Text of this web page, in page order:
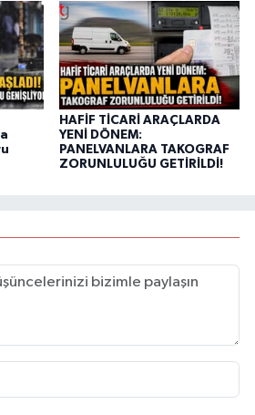
HAFİF TİCARİ ARAÇLARDA
YENİ DÖNEM:
PANELVANLARA TAKOGRAF
ZORUNLULUĞU GETİRİLDİ!